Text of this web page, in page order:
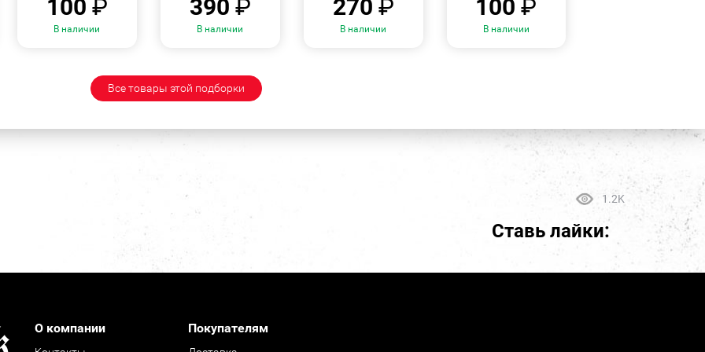
100 ₽
В наличии
390 ₽
В наличии
270 ₽
В наличии
100₽
В наличии
Все товары этой подборки
1.2K
Ставь лайки:
О компании Покупателям